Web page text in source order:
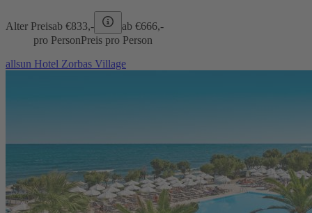
Alter Preisab €833,- ab €666,-
pro PersonPreis pro Person
allsun Hotel Zorbas Village